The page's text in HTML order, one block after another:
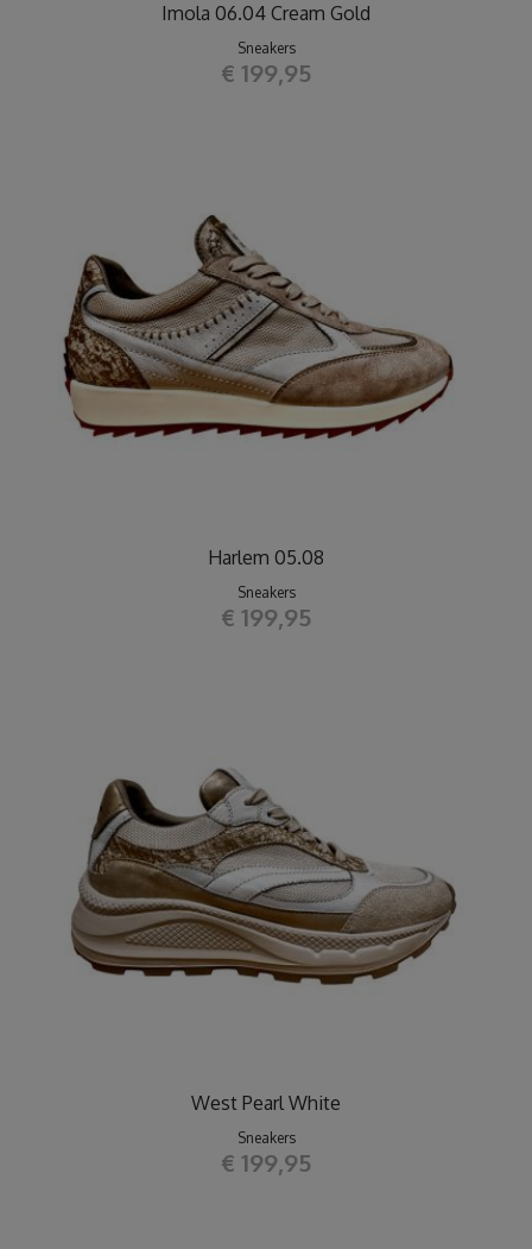
Imola 06.04 Cream Gold
Sneakers
€ 199,95
Harlem 05.08
Sneakers
€ 199,95
West Pearl White
Sneakers
€ 199,95